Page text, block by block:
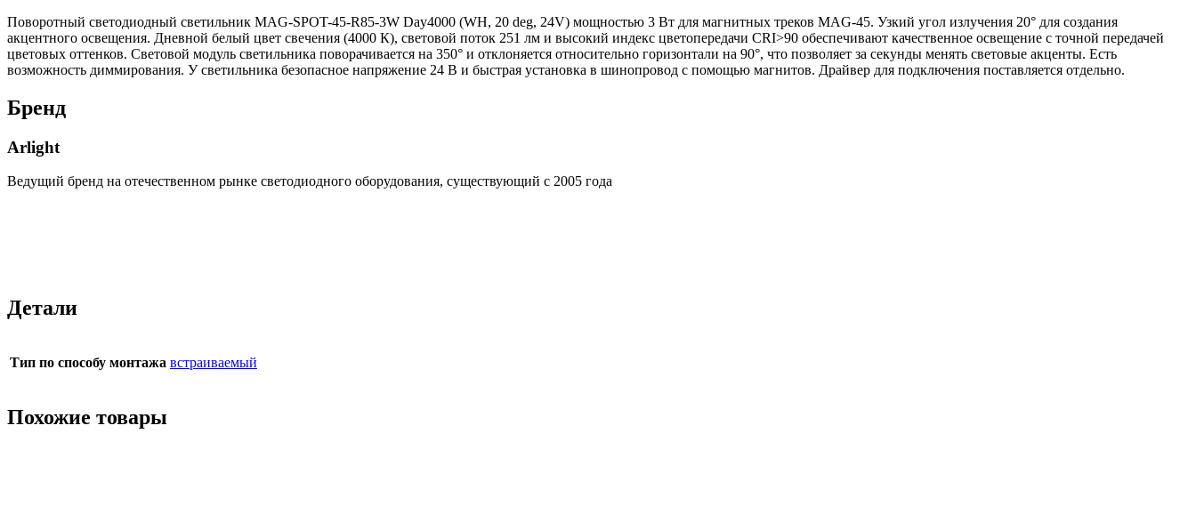
Поворотный светодиодный светильник MAG-SPOT-45-R85-3W Day4000 (WH, 20 deg, 24V) мощностью 3 Вт для магнитных треков MAG-45. Узкий угол излучения 20° для создания
акцентного освещения. Дневной белый цвет свечения (4000 К), световой поток 251 лм и высокий индекс цветопередачи CRI>90 обеспечивают качественное освещение с точной передачей
цветовых оттенков. Световой модуль светильника поворачивается на 350° и отклоняется относительно горизонтали на 90°, что позволяет за секунды менять световые акценты. Есть
возможность диммирования. У светильника безопасное напряжение 24 В и быстрая установка в шинопровод с помощью магнитов. Драйвер для подключения поставляется отдельно.
Бренд
Arlight
Ведущий бренд на отечественном рынке светодиодного оборудования, существующий с 2005 года
Детали
Тип по способу монтажа встраиваемый
Похожие товары